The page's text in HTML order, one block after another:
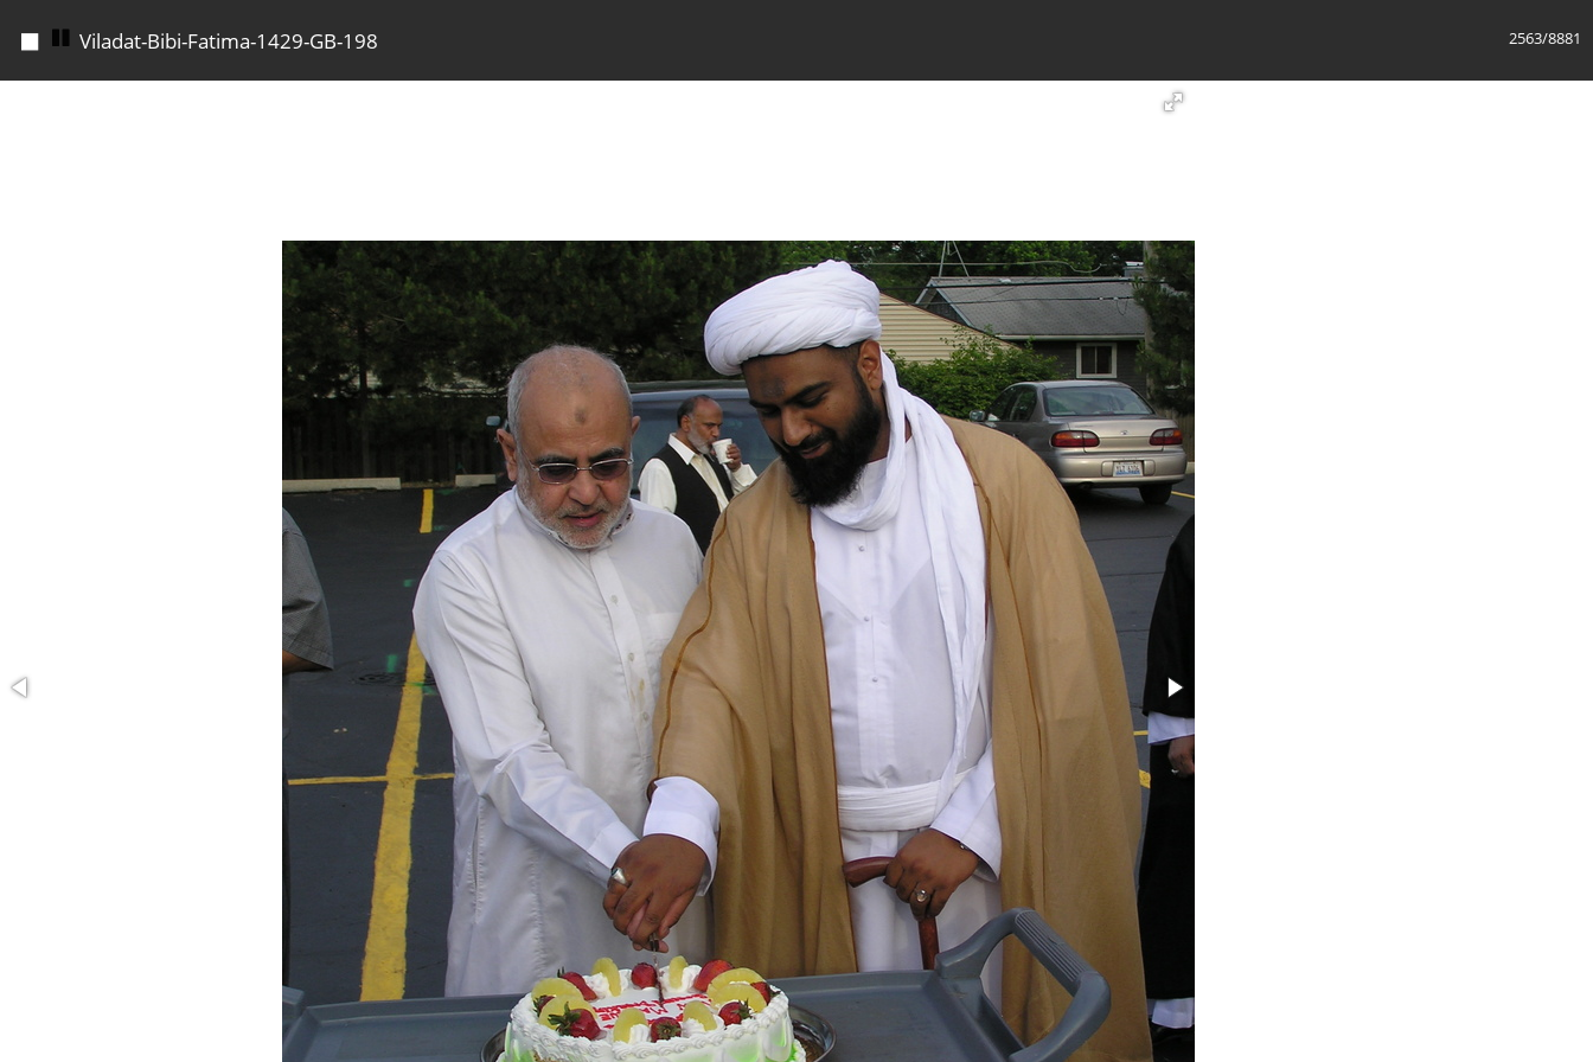
2564/8881
◼ Viladat-Bibi-Fatima-1429-GB-199